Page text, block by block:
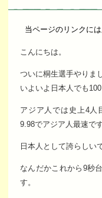
当ページのリンクに
こんにちは。
ついに桐生選手やりま
いよいよ日本人でも
アジア人では史上4人
9.98でアジア人最速です
日本人として誇らしい
なんだかこれから9秒
す。